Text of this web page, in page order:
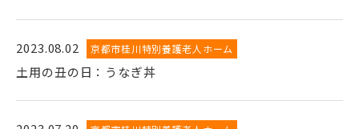
2023.08.02 京都市桂川特別養護老人ホーム
土用の丑の日：うなぎ丼